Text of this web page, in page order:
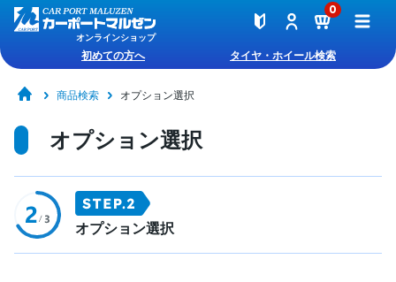
オンラインショップ
0
初めての方へ タイヤ・ホイール検索
商品検索 オプション選択
オプション選択
オプション選択